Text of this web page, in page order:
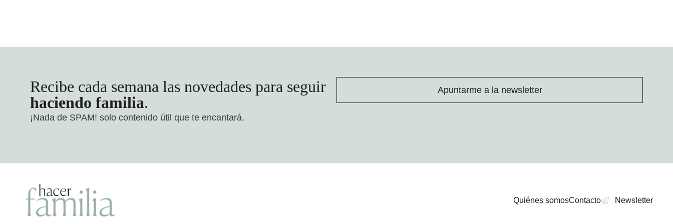
Recibe cada semana las novedades para seguir
haciendo familia.
¡Nada de SPAM! solo contenido útil que te encantará.
Apuntarme a la newsletter
Quiénes somosContacto Newsletter